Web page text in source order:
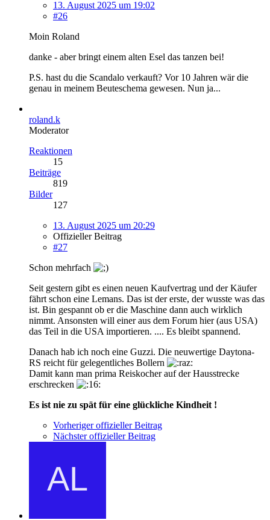
13. August 2025 um 19:02
#26
Moin Roland
danke - aber bringt einem alten Esel das tanzen bei!
P.S. hast du die Scandalo verkauft? Vor 10 Jahren wär die
genau in meinem Beuteschema gewesen. Nun ja...
roland.k
Moderator
Reaktionen
15
Beiträge
819
Bilder
127
13. August 2025 um 20:29
Offizieller Beitrag
#27
Schon mehrfach
Seit gestern gibt es einen neuen Kaufvertrag und der Käufer
fährt schon eine Lemans. Das ist der erste, der wusste was das
ist. Bin gespannt ob er die Maschine dann auch wirklich
nimmt. Ansonsten will einer aus dem Forum hier (aus USA)
das Teil in die USA importieren. .... Es bleibt spannend.
Danach hab ich noch eine Guzzi. Die neuwertige Daytona-
RS reicht für gelegentliches Bollern
Damit kann man prima Reiskocher auf der Hausstrecke
erschrecken
Es ist nie zu spät für eine glückliche Kindheit !
Vorheriger offizieller Beitrag
Nächster offizieller Beitrag